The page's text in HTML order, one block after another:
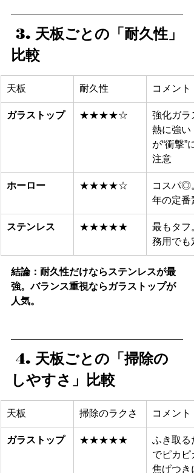
比較
天板 耐久性 コメント
ガラストップ ★★★★☆
強化ガラ
熱に強い
が“衝撃”
注意
ホーロー ★★★★☆
コスパ◎
年の定番
ステンレス ★★★★★
最もタフ
務用でも
結論：耐久性だけならステンレスが最
強。バランス重視ならガラストップが
人気。
しやすさ」比較
天板 掃除のラクさ コメント
ガラストップ ★★★★★
ふき取る
でピカピ
焦げつき